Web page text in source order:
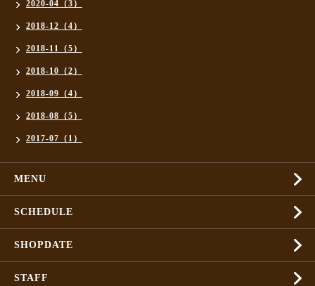
2020-04（3）
2018-12（4）
2018-11（5）
2018-10（2）
2018-09（4）
2018-08（5）
2017-07（1）
MENU
SCHEDULE
SHOPDATE
STAFF